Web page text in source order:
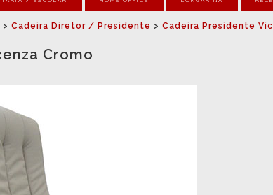
> Cadeira Diretor / Presidente > Cadeira Presidente
Cromo